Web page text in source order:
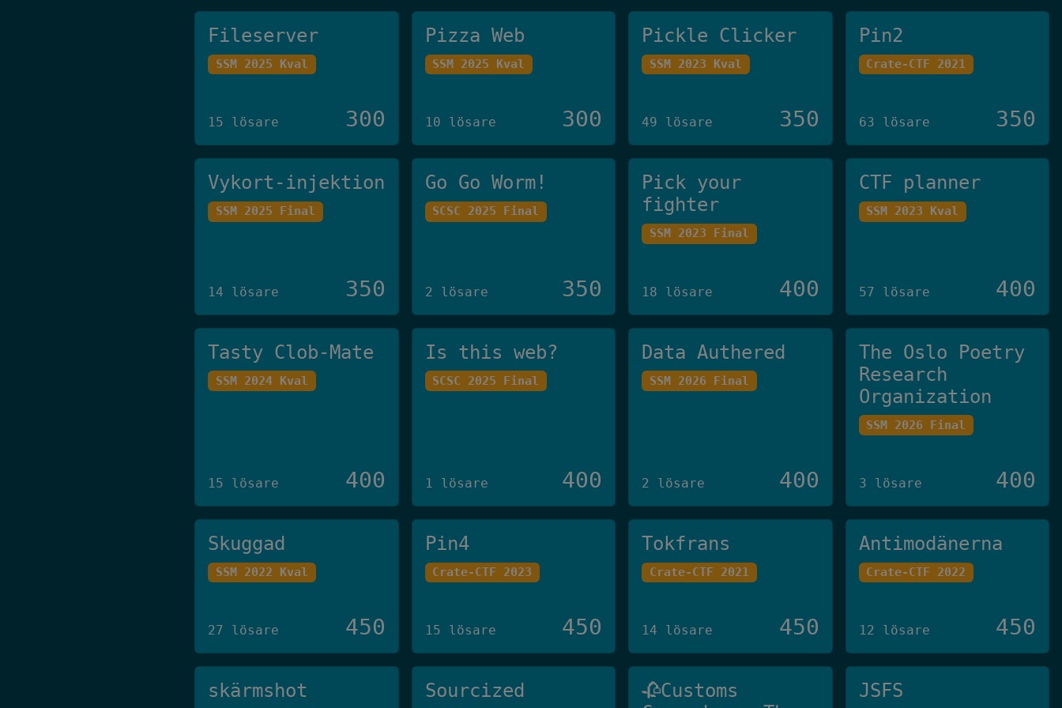
Fileserver
SSM 2025 Kval
15 lösare 300
Pizza Web
SSM 2025 Kval
10 lösare 300
Pickle Clicker
SSM 2023 Kval
49 lösare 350
Pin2
Crate-CTF 2021
63 lösare 350
Vykort-injektion
SSM 2025 Final
14 lösare 350
Go Go Worm!
SCSC 2025 Final
2 lösare 350
Pick your
fighter
SSM 2023 Final
18 lösare 400
CTF planner
SSM 2023 Kval
57 lösare 400
Tasty Clob-Mate
SSM 2024 Kval
15 lösare 400
Is this web?
SCSC 2025 Final
1 lösare 400
Data Authered
SSM 2026 Final
2 lösare 400
The Oslo Poetry
Research
Organization
SSM 2026 Final
3 lösare 400
Skuggad
SSM 2022 Kval
27 lösare 450
Pin4
Crate-CTF 2023
15 lösare 450
Tokfrans
Crate-CTF 2021
14 lösare 450
Antimodänerna
Crate-CTF 2022
12 lösare 450
skärmshot Sourcized
🥀Customs
JSFS